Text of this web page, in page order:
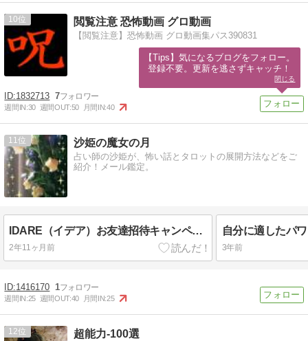
10 閲覧注意 恐怖動画 グロ動画
【閲覧注意】恐怖動画 グロ動画集パス390831
1832713 7
週間IN:30 週間OUT:50 月間IN:40
11 沙姫の魔女の月
占い師の沙姫が、怖い話とタロットの展開方法などをご
紹介！メール鑑定。
IDARE（イデア）お友達招待キャンペーン9/7(木)23:59まで急げ！
2年11ヶ月前 3年前
1416170 1
週間IN:25 週間OUT:40 月間IN:25
12 超能力-100選
【Tips】気になるブログをフォロー。
登録不要。更新を逃さずキャッチ！
閉じる